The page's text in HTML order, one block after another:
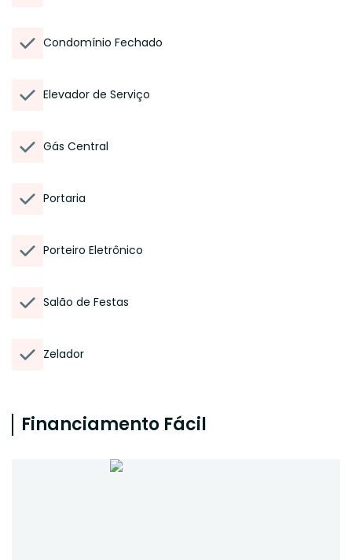
Condomínio Fechado
Elevador de Serviço
Gás Central
Portaria
Porteiro Eletrônico
Salão de Festas
Zelador
Financiamento Fácil